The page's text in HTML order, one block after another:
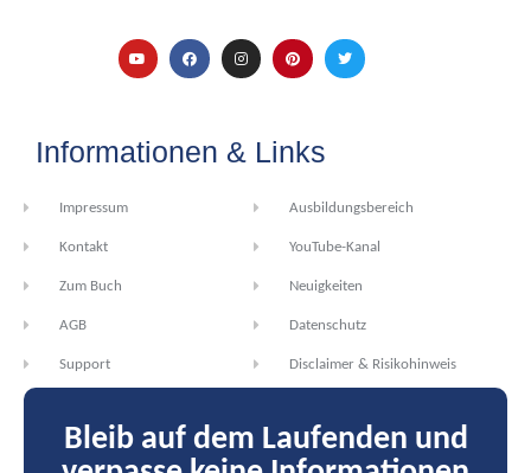
Informationen & Links
Impressum
Kontakt
Zum Buch
AGB
Support
Ausbildungsbereich
YouTube-Kanal
Neuigkeiten
Datenschutz
Disclaimer & Risikohinweis
Bleib auf dem Laufenden und